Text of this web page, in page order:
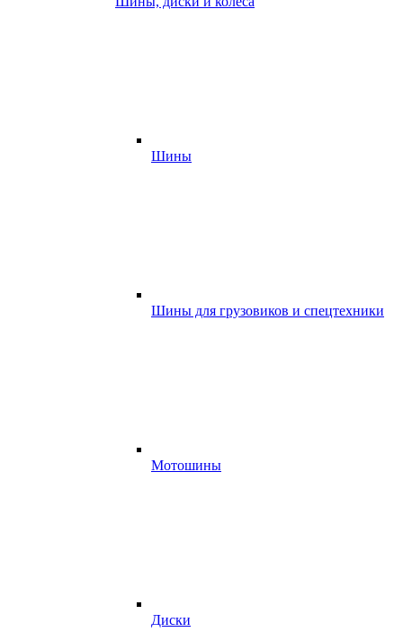
Шины
Шины для грузовиков и спецтехники
Мотошины
Диски